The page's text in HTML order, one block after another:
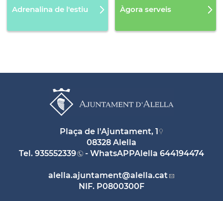
Adrenalina de l'estiu Àgora serveis
Plaça de l'Ajuntament, 1
08328 Alella
Tel. 935552339 - WhatsAPPAlella 644194474
alella.ajuntament@alella.cat
NIF. P0800300F